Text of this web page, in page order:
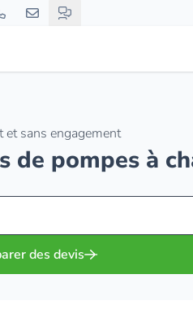
et sans engagement
de pompes à
des devis